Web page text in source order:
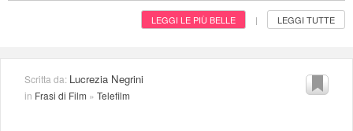
LEGGI LE PIÙ BELLE | LEGGI TUTTE
Scritta da: Lucrezia Negrini
in Frasi di Film » Telefilm